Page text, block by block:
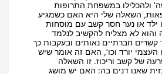
ולהכלילו במשפחת התרופות
השאלה שלי היא האם כשמגיע
ילד או נער חסר קשב עם מוסחות
והוא לא מצליח להקשיב לנלמד
קשרים חברתיים נאותים ובעקבות כך
העצמי יורד וכו’, האם זה אומר שיש
של קשב וריכוז. זו השאלה
שאנו דנים בה: האם יש מושג